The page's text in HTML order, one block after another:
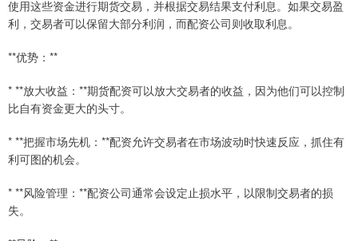
使用这些资金进行期货交易，并根据交易结果支付利息。如果交易盈
利，交易者可以保留大部分利润，而配资公司则收取利息。
**优势：**
* **放大收益：**期货配资可以放大交易者的收益，因为他们可以控制
比自有资金更大的头寸。
* **把握市场先机：**配资允许交易者在市场波动时快速反应，抓住有
利可图的机会。
* **风险管理：**配资公司通常会设定止损水平，以限制交易者的损
失。